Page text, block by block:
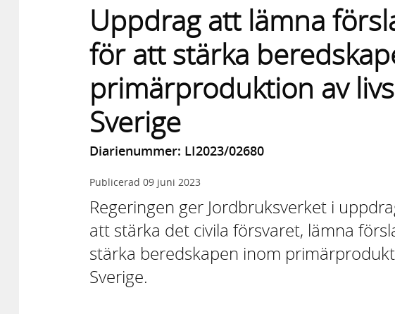
Uppdrag att lämna
för att stärka
primärproduktion av
Sverige
Diarienummer: LI2023/02680
Publicerad 09 juni 2023
Regeringen ger Jordbruksverket i
att stärka det civila försvaret, lämna
stärka beredskapen inom
Sverige.